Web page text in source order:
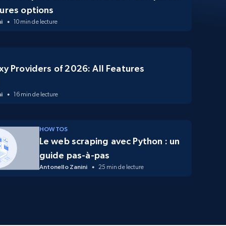
options
10 min de lecture
Providers of 2026: All Features
16 min de lecture
HOW TOS
Le web scraping avec Python : un
guide pas-à-pas
Antonello Zanini 25 min de lecture